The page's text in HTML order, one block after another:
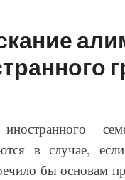
в случае,
бы основам